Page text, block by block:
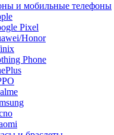
и мобильные телефоны
Pixel
Honor
Phone